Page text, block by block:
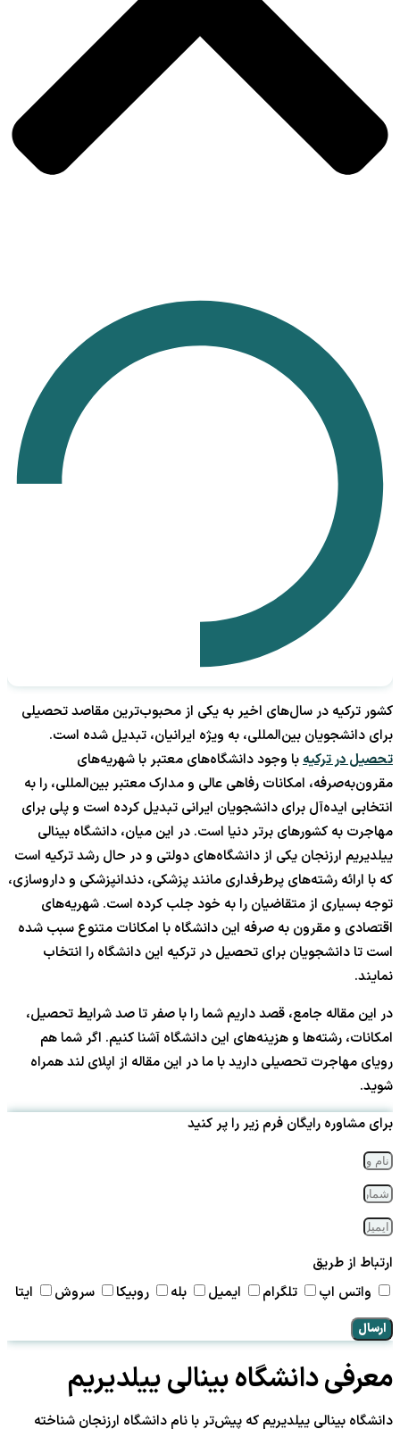
کشور ترکیه در سال‌های اخیر به یکی از محبوب‌ترین مقاصد تحصیلی
برای دانشجویان بین‌المللی، به ویژه ایرانیان، تبدیل شده است.
تحصیل در ترکیهبا وجود دانشگاه‌های معتبر با شهریه‌های
مقرون‌به‌صرفه، امکانات رفاهی عالی و مدارک معتبر بین‌المللی، را به
انتخابی ایده‌آل برای دانشجویان ایرانی تبدیل کرده است و پلی برای
مهاجرت به کشورهای برتر دنیا است. در این میان، دانشگاه بینالی
ییلدیریم ارزنجان یکی از دانشگاه‌های دولتی و در حال رشد ترکیه است
که با ارائه رشته‌های پرطرفداری مانند پزشکی، دندانپزشکی و داروسازی،
توجه بسیاری از متقاضیان را به خود جلب کرده است. شهریه‌های
اقتصادی و مقرون به صرفه این دانشگاه با امکانات متنوع سبب شده
است تا دانشجویان برای تحصیل در ترکیه این دانشگاه را انتخاب
نمایند.
در این مقاله جامع، قصد داریم شما را با صفر تا صد شرایط تحصیل،
امکانات، رشته‌ها و هزینه‌های این دانشگاه آشنا کنیم. اگر شما هم
رویای مهاجرت تحصیلی دارید با ما در این مقاله از اپلای لند همراه
شوید.
برای مشاوره رایگان فرم زیر را پر کنید
ارتباط از طریق
واتس اپ
تلگرام ایمیل بله روبیکا سروش ایتا
ارسال
معرفی دانشگاه بینالی ییلدیریم
دانشگاه بینالی ییلدیریم که پیش‌تر با نام دانشگاه ارزنجان شناخته